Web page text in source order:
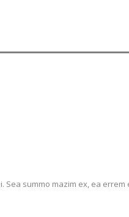
summo mazim ex, ea